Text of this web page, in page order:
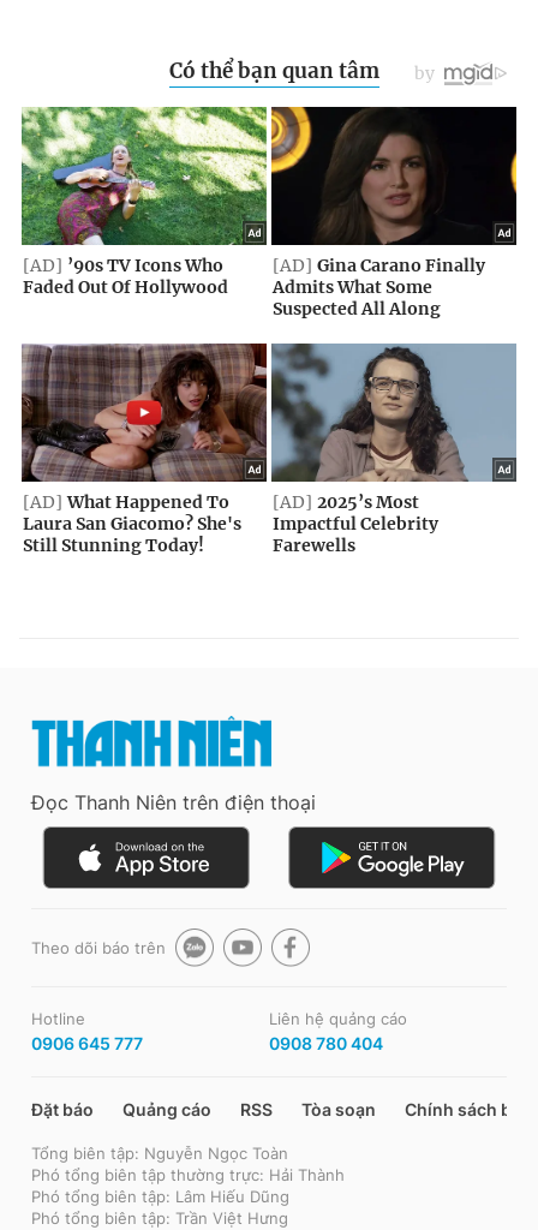
Đọc Thanh Niên trên điện thoại
Theo dõi báo trên
Hotline
0906 645 777
Liên hệ quảng cáo
0908 780 404
Đặt báo Quảng cáo RSS Tòa soạn Chính sách bảo
Tổng biên tập: Nguyễn Ngọc Toàn
Phó tổng biên tập thường trực: Hải Thành
Phó tổng biên tập: Lâm Hiếu Dũng
Phó tổng biên tập: Trần Việt Hưng